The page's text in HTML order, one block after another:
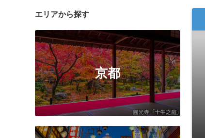
エリアから探す
京都